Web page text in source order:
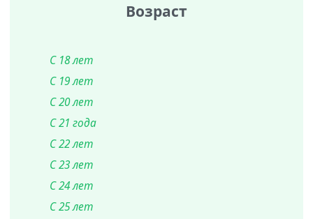
Возраст
С 18 лет
С 19 лет
С 20 лет
С 21 года
С 22 лет
С 23 лет
С 24 лет
С 25 лет